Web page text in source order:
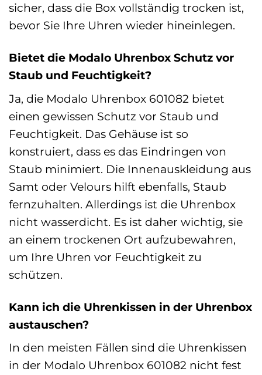
sicher, dass die Box vollständig trocken ist,
bevor Sie Ihre Uhren wieder hineinlegen.
Bietet die Modalo Uhrenbox Schutz vor
Staub und Feuchtigkeit?
Ja, die Modalo Uhrenbox 601082 bietet
einen gewissen Schutz vor Staub und
Feuchtigkeit. Das Gehäuse ist so
konstruiert, dass es das Eindringen von
Staub minimiert. Die Innenauskleidung aus
Samt oder Velours hilft ebenfalls, Staub
fernzuhalten. Allerdings ist die Uhrenbox
nicht wasserdicht. Es ist daher wichtig, sie
an einem trockenen Ort aufzubewahren,
um Ihre Uhren vor Feuchtigkeit zu
schützen.
Kann ich die Uhrenkissen in der Uhrenbox
austauschen?
In den meisten Fällen sind die Uhrenkissen
in der Modalo Uhrenbox 601082 nicht fest